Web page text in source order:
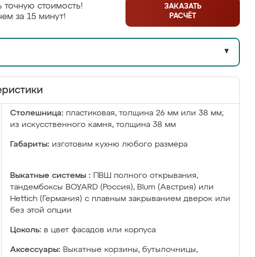
стоимость!
за 15 минут!
ЗАКАЗАТЬ
РАСЧЁТ
▼
Столешница: пластиковая, толщина 26 мм или 38 мм;
из искусственного камня, толщина 38 мм
Габариты: изготовим кухню любого размера
Выкатные системы :
ПВШ полного открывания,
тандембоксы BOYARD (Россия), Blum (Австрия) или
Hettich (Германия) с плавным закрыванием дверок или
без этой опции
Цоколь: в цвет фасадов или корпуса
Аксессуары: Выкатные корзины, бутылочницы,